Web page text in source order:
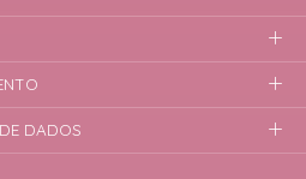
DADOS